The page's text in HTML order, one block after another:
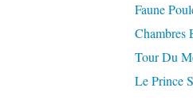
Faune
Chambres
Tour Du
Le Prince